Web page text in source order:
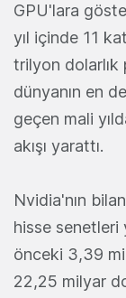
GPU'lara
yıl içinde 11
trilyon dolarlık
dünyanın en
geçen mali
akışı yarattı.
Nvidia'nın
hisse senetleri
önceki 3,39
22,25 milyar